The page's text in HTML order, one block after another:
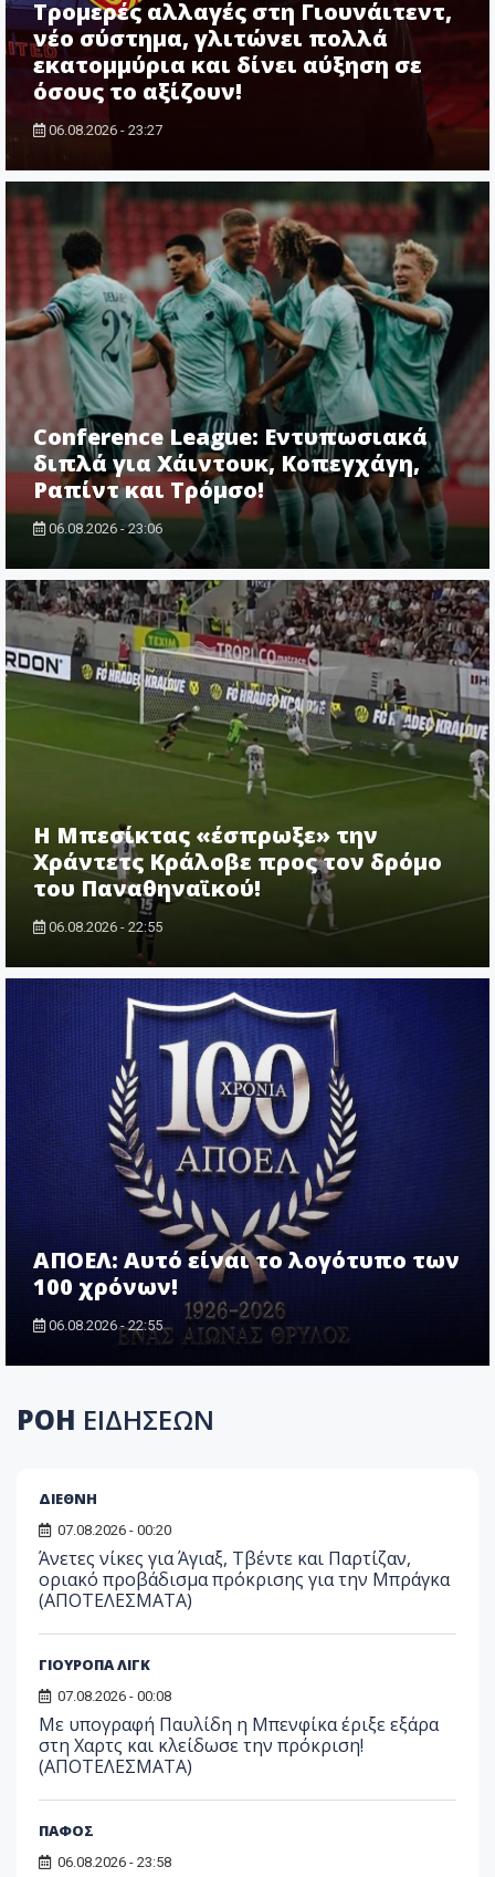
Τρομερές αλλαγές στη Γιουνάιτεντ,
νέο σύστημα, γλιτώνει πολλά
εκατομμύρια και δίνει αύξηση σε
όσους το αξίζουν!
06.08.2026 - 23:27
Conference League: Εντυπωσιακά
διπλά για Χάιντουκ, Κοπεγχάγη,
Ραπίντ και Τρόμσο!
06.08.2026 - 23:06
Η Μπεσίκτας «έσπρωξε» την
Χράντετς Κράλοβε προς τον δρόμο
του Παναθηναϊκού!
06.08.2026 - 22:55
ΑΠΟΕΛ: Αυτό είναι το λογότυπο των
100 χρόνων!
06.08.2026 - 22:55
ΡΟΗ ΕΙΔΗΣΕΩΝ
ΔΙΕΘΝΗ
07.08.2026 - 00:20
Άνετες νίκες για Άγιαξ, Τβέντε και Παρτίζαν,
οριακό προβάδισμα πρόκρισης για την Μπράγκα
(ΑΠΟΤΕΛΕΣΜΑΤΑ)
ΓΙΟΥΡΟΠΑ ΛΙΓΚ
07.08.2026 - 00:08
Με υπογραφή Παυλίδη η Μπενφίκα έριξε εξάρα
στη Χαρτς και κλείδωσε την πρόκριση!
(ΑΠΟΤΕΛΕΣΜΑΤΑ)
ΠΑΦΟΣ
06.08.2026 - 23:58